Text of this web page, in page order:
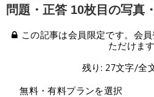
問題・正答 10枚目の写真
この記事は会員限定です。会
ただけます
残り: 27文字/全
無料・有料プランを選択